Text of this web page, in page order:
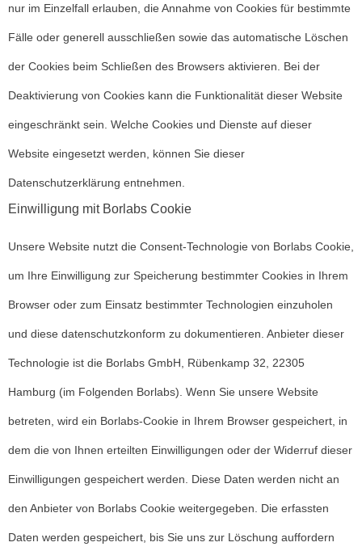
nur im Einzelfall erlauben, die Annahme von Cookies für bestimmte
Fälle oder generell ausschließen sowie das automatische Löschen
der Cookies beim Schließen des Browsers aktivieren. Bei der
Deaktivierung von Cookies kann die Funktionalität dieser Website
eingeschränkt sein. Welche Cookies und Dienste auf dieser
Website eingesetzt werden, können Sie dieser
Datenschutzerklärung entnehmen.
Einwilligung mit Borlabs Cookie
Unsere Website nutzt die Consent-Technologie von Borlabs Cookie,
um Ihre Einwilligung zur Speicherung bestimmter Cookies in Ihrem
Browser oder zum Einsatz bestimmter Technologien einzuholen
und diese datenschutzkonform zu dokumentieren. Anbieter dieser
Technologie ist die Borlabs GmbH, Rübenkamp 32, 22305
Hamburg (im Folgenden Borlabs). Wenn Sie unsere Website
betreten, wird ein Borlabs-Cookie in Ihrem Browser gespeichert, in
dem die von Ihnen erteilten Einwilligungen oder der Widerruf dieser
Einwilligungen gespeichert werden. Diese Daten werden nicht an
den Anbieter von Borlabs Cookie weitergegeben. Die erfassten
Daten werden gespeichert, bis Sie uns zur Löschung auffordern